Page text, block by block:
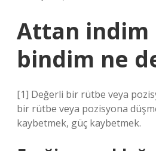
Attan indim
bindim ne
[1] Değerli bir rütbe veya
bir rütbe veya pozisyona
kaybetmek, güç kaybetmek.